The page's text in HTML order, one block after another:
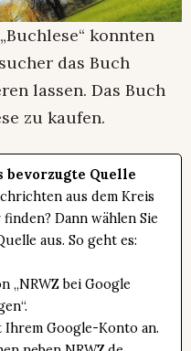
konnten
das Buch
lassen. Das Buch
zu kaufen.
bevorzugte Quelle
aus dem Kreis
Dann wählen Sie
aus. So geht es:
„NRWZ bei Google
Ihrem Google-Konto an.